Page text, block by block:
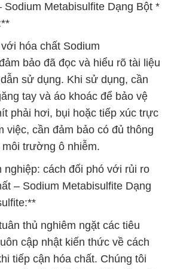
Sodium Metabisulfite Dạng Bột *
hóa chất Sodium
bảo đã đọc và hiểu rõ tài liệu
sử dụng. Khi sử dụng, cần
tay và áo khoác để bảo vệ
phải hơi, bụi hoặc tiếp xúc trực
việc, cần đảm bảo có đủ thông
trường ô nhiễm.
nghiệp: cách đối phó với rủi ro
– Sodium Metabisulfite Dạng
thủ nghiêm ngặt các tiêu
cập nhật kiến thức về cách
tiếp cận hóa chất. Chúng tôi